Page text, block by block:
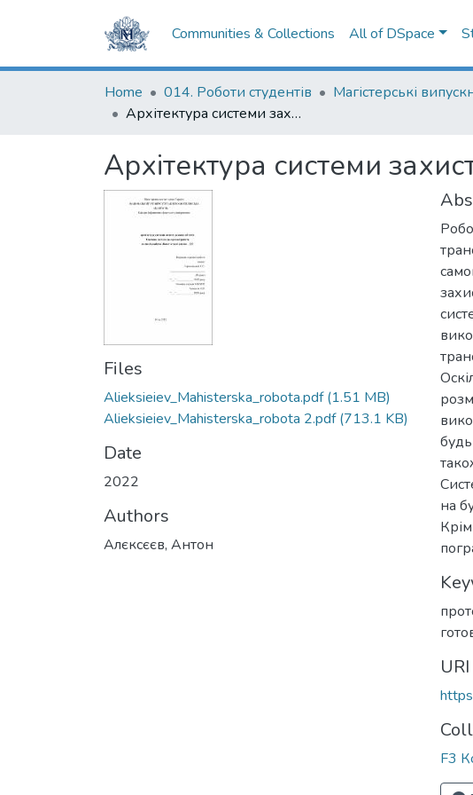
Communities & Collections All of DSpace
Home 014. Роботи студентів
Архітектура системи захисту рухомих об'єктів
Архітектура системи
Files
Alieksieiev_Mahisterska_robota.pdf(1.51 MB)
Alieksieiev_Mahisterska_robota 2.pdf(713.1 KB)
Date
2022
Authors
Алєксєєв, Антон
на
URI
F3